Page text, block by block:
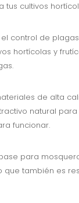
cultivos
control de
hortícolas y
de alta
natural
funcionar.
para
también es